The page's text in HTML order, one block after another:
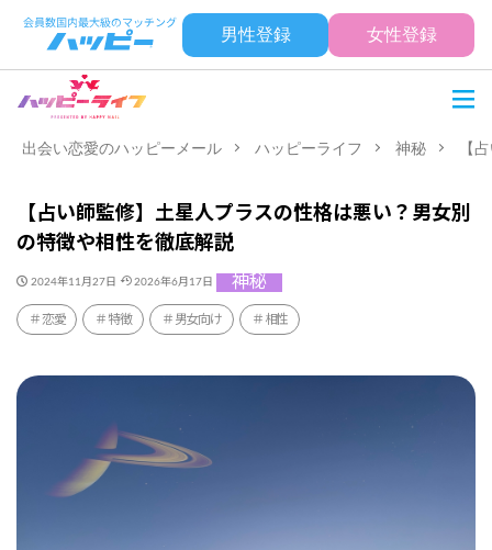
男性登録 女性登録
出会い恋愛のハッピーメール ハッピーライフ 神秘 【
【占い師監修】土星人プラスの性格は悪い？男女別
の特徴や相性を徹底解説
2024年11月27日 2026年6月17日 神秘
恋愛 特徴 男女向け 相性